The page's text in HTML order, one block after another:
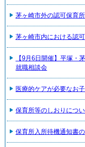
茅ヶ崎市外の認可保育
茅ヶ崎市内における認
【9月6日開催】平塚・
就職相談会
医療的ケアが必要なお
保育所等のしおりにつ
保育所入所待機通知書